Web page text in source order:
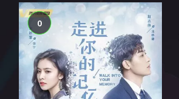
0